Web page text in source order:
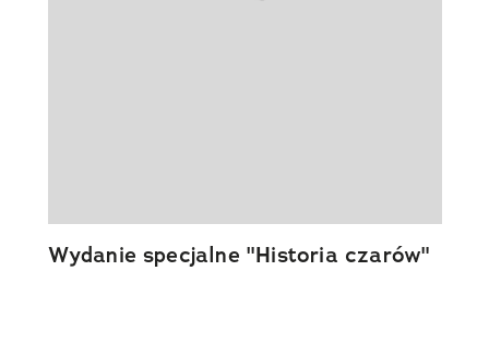
Wydanie specjalne "Historia czarów"